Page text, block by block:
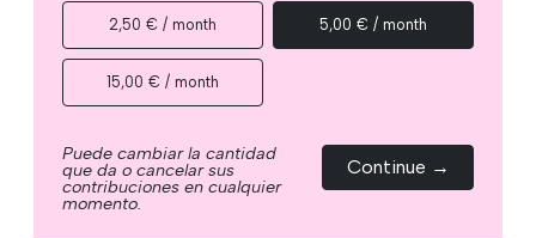
2,50 € / month 5,00 € / month
15,00 € / month
Puede cambiar la cantidad
que da o cancelar sus
contribuciones en cualquier
momento.
Continue →